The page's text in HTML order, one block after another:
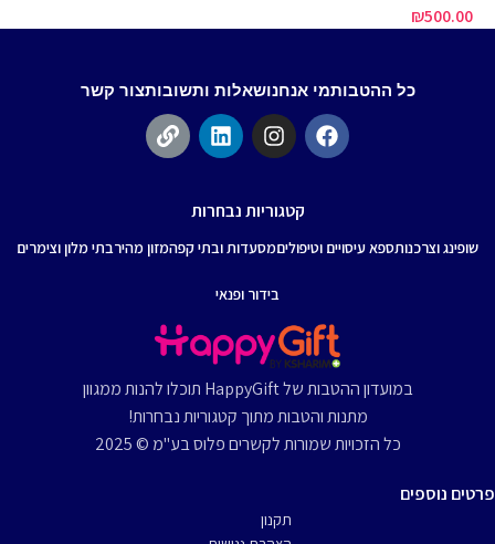
₪500.00
כל ההטבותמי אנחנושאלות ותשובותצור קשר
קטגוריות נבחרות
שופינג וצרכנותספא עיסויים וטיפוליםמסעדות ובתי קפהמזון מהירבתי מלון וצימרים
בידור ופנאי
במועדון ההטבות של HappyGift תוכלו להנות ממגוון
מתנות והטבות מתוך קטגוריות נבחרות!
כל הזכויות שמורות לקשרים פלוס בע"מ © 2025
פרטים נוספים
תקנון